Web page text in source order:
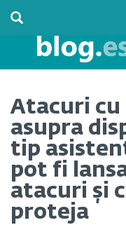
Atacuri
asupra
tip
pot fi
atacuri și
proteja